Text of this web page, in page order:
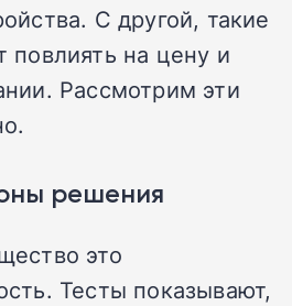
С другой, такие
повлиять на цену и
Рассмотрим эти
решения
это
Тесты показывают,